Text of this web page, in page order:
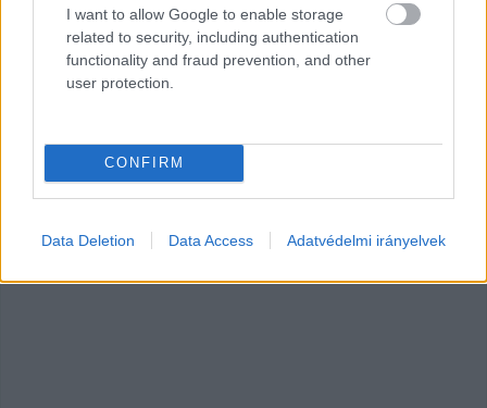
I want to allow Google to enable storage
related to security, including authentication
functionality and fraud prevention, and other
user protection.
CONFIRM
Data Deletion Data Access Adatvédelmi irányelvek
Bár a gödi Samsung SDI Magyarország Zrt. munkavállalói
állítólag korábban megpróbáltak szakszervezetet alapítani
azért, hogy javuljanak a
Lapszemle